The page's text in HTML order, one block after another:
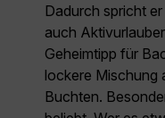
Dadurch spricht
auch
Geheimtipp für
lockere Mischung
Buchten.